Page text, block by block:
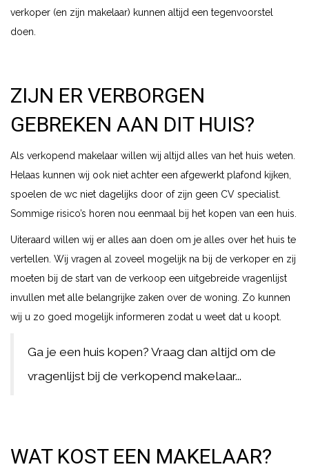
verkoper (en zijn makelaar) kunnen altijd een tegenvoorstel
doen.
ZIJN ER VERBORGEN
GEBREKEN AAN DIT HUIS?
Als verkopend makelaar willen wij altijd alles van het huis weten.
Helaas kunnen wij ook niet achter een afgewerkt plafond kijken,
spoelen de wc niet dagelijks door of zijn geen CV specialist.
Sommige risico’s horen nou eenmaal bij het kopen van een huis.
Uiteraard willen wij er alles aan doen om je alles over het huis te
vertellen. Wij vragen al zoveel mogelijk na bij de verkoper en zij
moeten bij de start van de verkoop een uitgebreide vragenlijst
invullen met alle belangrijke zaken over de woning. Zo kunnen
wij u zo goed mogelijk informeren zodat u weet dat u koopt.
Ga je een huis kopen? Vraag dan altijd om de
vragenlijst bij de verkopend makelaar...
WAT KOST EEN MAKELAAR?